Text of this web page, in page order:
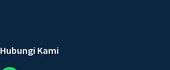
Hubungi Kami